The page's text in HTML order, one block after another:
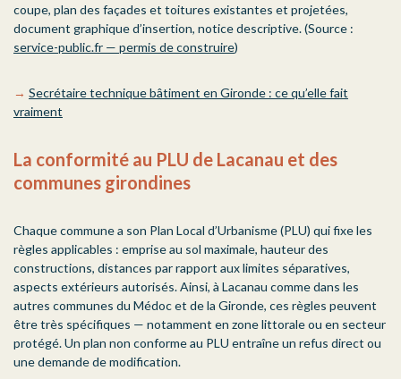
coupe, plan des façades et toitures existantes et projetées,
document graphique d’insertion, notice descriptive. (Source :
service-public.fr — permis de construire)
→ Secrétaire technique bâtiment en Gironde : ce qu’elle fait
vraiment
La conformité au PLU de Lacanau et des
communes girondines
Chaque commune a son Plan Local d’Urbanisme (PLU) qui fixe les
règles applicables : emprise au sol maximale, hauteur des
constructions, distances par rapport aux limites séparatives,
aspects extérieurs autorisés. Ainsi, à Lacanau comme dans les
autres communes du Médoc et de la Gironde, ces règles peuvent
être très spécifiques — notamment en zone littorale ou en secteur
protégé. Un plan non conforme au PLU entraîne un refus direct ou
une demande de modification.